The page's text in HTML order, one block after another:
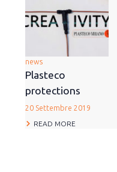
news
Plasteco
protections
20 Settembre 2019
READ MORE